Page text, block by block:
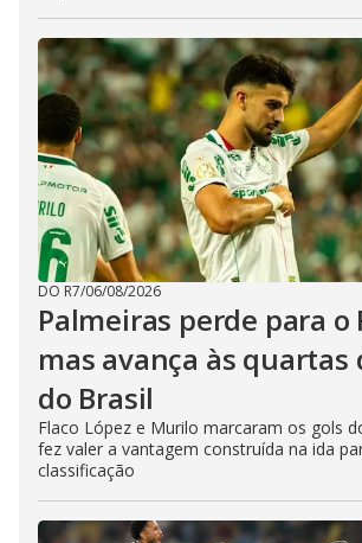
DO R7/06/08/2026
Palmeiras perde para o
mas avança às quartas
do Brasil
Flaco López e Murilo marcaram os gols
fez valer a vantagem construída na ida
classificação